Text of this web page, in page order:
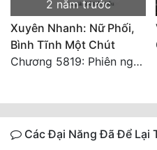
2 năm trước
Xuyên Nhanh: Nữ Phối,
Bình Tĩnh Một Chút
Chương 5819: Phiên ngoại: Trở lại STARS [HẾT]
Các Đại Năng Đã Để Lại